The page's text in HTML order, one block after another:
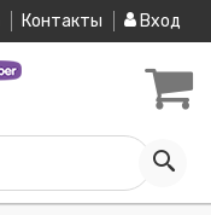
Контакты Вход